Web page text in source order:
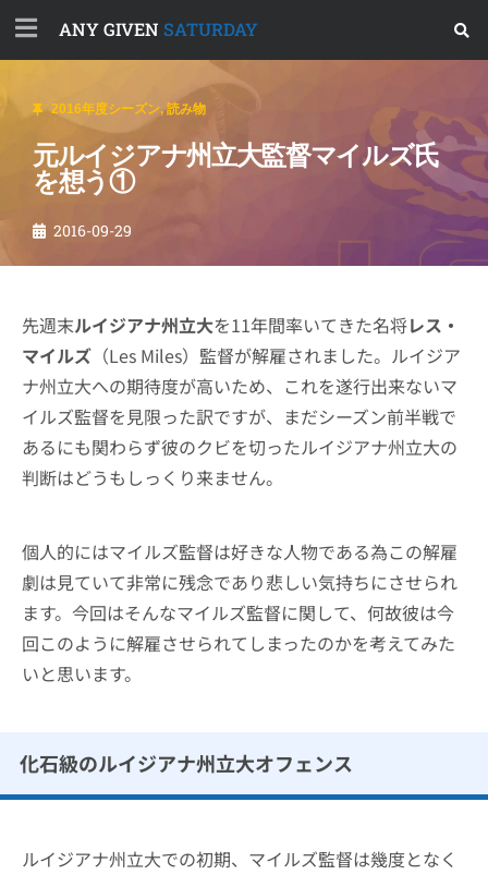
ANY GIVEN SATURDAY
2016年度シーズン,読み物
元ルイジアナ州立大監督マイルズ氏
を想う①
2016-09-29
先週末ルイジアナ州立大を11年間率いてきた名将レス・
マイルズ （Les Miles）監督が解雇されました。ルイジア
ナ州立大への期待度が高いため、これを遂行出来ないマ
イルズ監督を見限った訳ですが、まだシーズン前半戦で
あるにも関わらず彼のクビを切ったルイジアナ州立大の
判断はどうもしっくり来ません。
個人的にはマイルズ監督は好きな人物である為この解雇
劇は見ていて非常に残念であり悲しい気持ちにさせられ
ます。今回はそんなマイルズ監督に関して、何故彼は今
回このように解雇させられてしまったのかを考えてみた
いと思います。
化石級のルイジアナ州立大オフェンス
ルイジアナ州立大での初期、マイルズ監督は幾度となく